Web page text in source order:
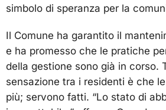
simbolo di speranza per la
Il Comune ha garantito il
e ha promesso che le pratiche
della gestione sono già in corso.
sensazione tra i residenti è che
più; servono fatti. “Lo stato di